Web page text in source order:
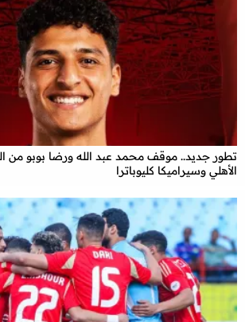
تطور جديد.. موقف محمد عبد الله ورضا بوبو من
الأهلي وسيراميكا كليوباترا